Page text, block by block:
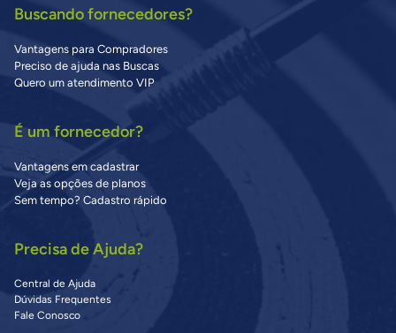
Buscando fornecedores?
Vantagens para Compradores
Preciso de ajuda nas Buscas
Quero um atendimento VIP
É um fornecedor?
Vantagens em cadastrar
Veja as opções de planos
Sem tempo? Cadastro rápido
Precisa de Ajuda?
Central de Ajuda
Dúvidas Frequentes
Fale Conosco